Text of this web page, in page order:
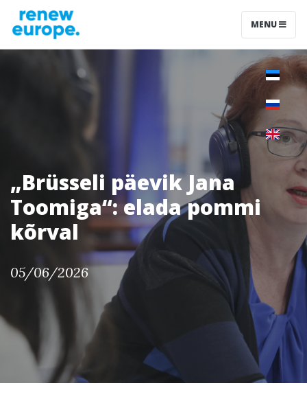
MENU
„Brüsseli päevik Jana
Toomiga“: elada pommi
kõrval
05/06/2026